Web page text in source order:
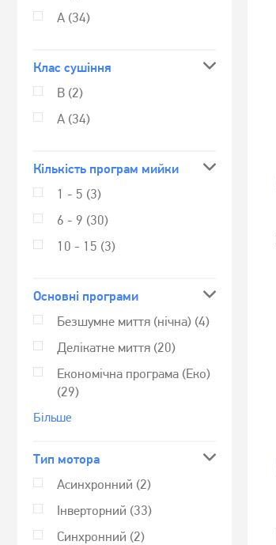
А (34)
Клас сушіння
B (2)
А (34)
Кількість програм мийки
1 - 5 (3)
6 - 9 (30)
10 - 15 (3)
Основні програми
Безшумне миття (нічна) (4)
Делікатне миття (20)
Економічна програма (Еко)
(29)
Бiльше
Тип мотора
Асинхронний (2)
Інверторний (33)
Синхронний (2)